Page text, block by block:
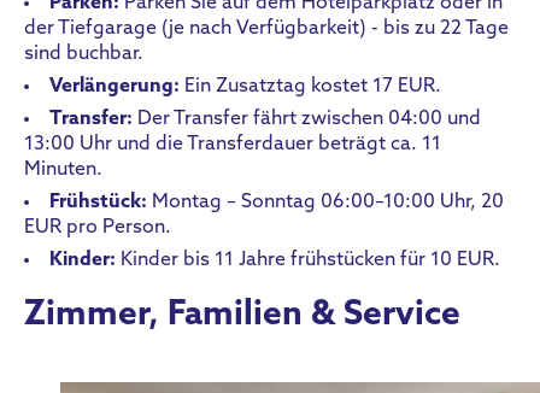
der Tiefgarage (je nach Verfügbarkeit) - bis zu 22 Tage
sind buchbar.
Verlängerung: Ein Zusatztag kostet 17 EUR.
Transfer: Der Transfer fährt zwischen 04:00 und
13:00 Uhr und die Transferdauer beträgt ca. 11
Minuten.
Frühstück: Montag – Sonntag 06:00–10:00 Uhr, 20
EUR pro Person.
Kinder: Kinder bis 11 Jahre frühstücken für 10 EUR.
Zimmer, Familien & Service